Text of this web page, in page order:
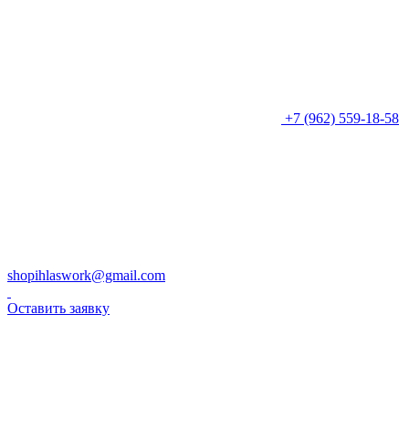
+7 (962) 559-18-58
shopihlaswork@gmail.com
Оставить заявку